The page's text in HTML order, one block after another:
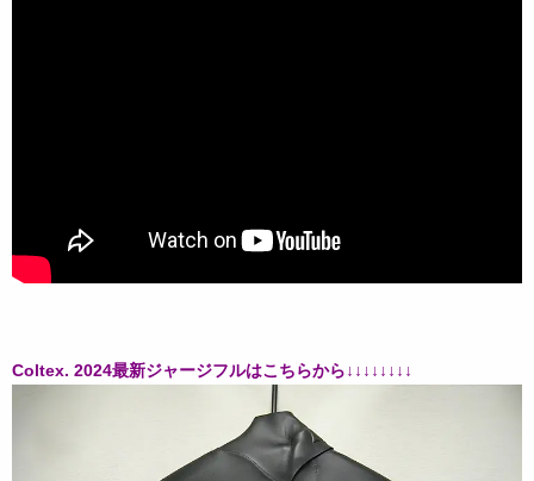
Coltex. 2024最新ジャージフルはこちらから↓↓↓↓↓↓↓↓